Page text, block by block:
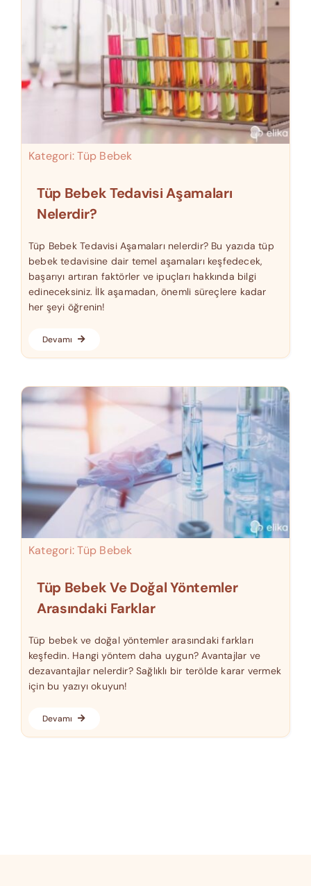
Kategori:Tüp Bebek
Tüp Bebek Tedavisi Aşamaları
Nelerdir?
Tüp Bebek Tedavisi Aşamaları nelerdir? Bu yazıda tüp
bebek tedavisine dair temel aşamaları keşfedecek,
başarıyı artıran faktörler ve ipuçları hakkında bilgi
edineceksiniz. İlk aşamadan, önemli süreçlere kadar
her şeyi öğrenin!
Devamı
Kategori:Tüp Bebek
Tüp Bebek Ve Doğal Yöntemler
Arasındaki Farklar
Tüp bebek ve doğal yöntemler arasındaki farkları
keşfedin. Hangi yöntem daha uygun? Avantajlar ve
dezavantajlar nelerdir? Sağlıklı bir terölde karar vermek
için bu yazıyı okuyun!
Devamı